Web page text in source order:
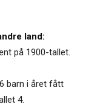
land:
på 1900-tallet.
barn i året fått
4.